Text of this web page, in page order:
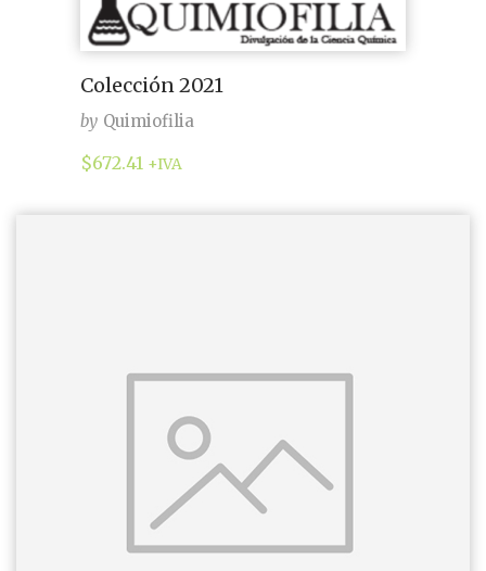
Colección 2021
by Quimiofilia
$672.41 +IVA